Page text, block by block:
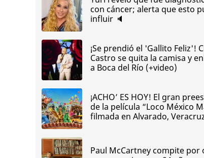
con cáncer; alerta que esto
influir 🔈
¡Se prendió el 'Gallito Feliz'!
Castro se quita la camisa y
a Boca del Río (+video)
¡ACHO’ ES HOY! El gran
de la película “Loco México
filmada en Alvarado,
Paul McCartney compite por